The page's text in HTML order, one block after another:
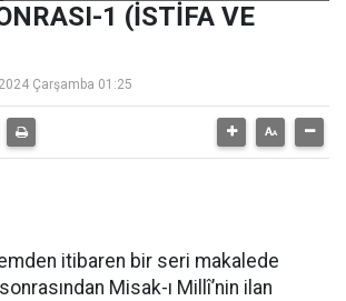
1 (İSTİFA VE
Çarşamba 01:25
itibaren bir seri makalede
Misak-ı Millî’nin ilan